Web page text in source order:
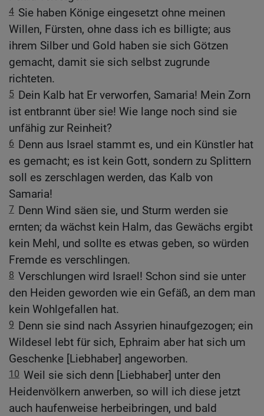
4 Sie haben Könige eingesetzt ohne meinen
Willen, Fürsten, ohne dass ich es billigte; aus
ihrem Silber und Gold haben sie sich Götzen
gemacht, damit sie sich selbst zugrunde
richteten.
5 Dein Kalb hat Er verworfen, Samaria! Mein Zorn
ist entbrannt über sie! Wie lange noch sind sie
unfähig zur Reinheit?
6 Denn aus Israel stammt es, und ein Künstler hat
es gemacht; es ist kein Gott, sondern zu Splittern
soll es zerschlagen werden, das Kalb von
Samaria!
7 Denn Wind säen sie, und Sturm werden sie
ernten; da wächst kein Halm, das Gewächs ergibt
kein Mehl, und sollte es etwas geben, so würden
Fremde es verschlingen.
8 Verschlungen wird Israel! Schon sind sie unter
den Heiden geworden wie ein Gefäß, an dem man
kein Wohlgefallen hat.
9 Denn sie sind nach Assyrien hinaufgezogen; ein
Wildesel lebt für sich, Ephraim aber hat sich um
Geschenke [Liebhaber] angeworben.
10 Weil sie sich denn [Liebhaber] unter den
Heidenvölkern anwerben, so will ich diese jetzt
auch haufenweise herbeibringen, und bald